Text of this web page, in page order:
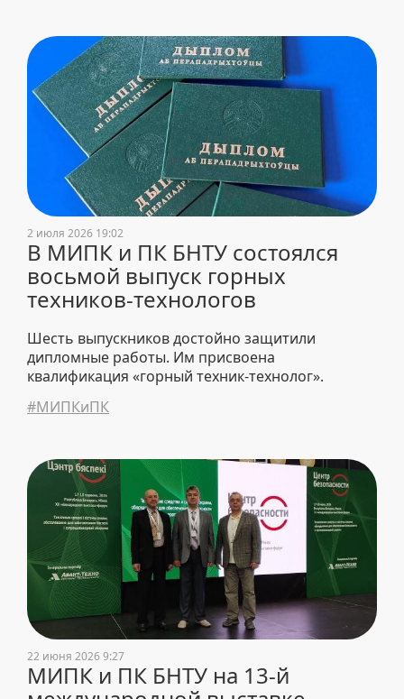
2 июля 2026 19:02
В МИПК и ПК БНТУ состоялся
восьмой выпуск горных
техников-технологов
Шесть выпускников достойно защитили
дипломные работы. Им присвоена
квалификация «горный техник-технолог».
#МИПКиПК
22 июня 2026 9:27
МИПК и ПК БНТУ на 13-й